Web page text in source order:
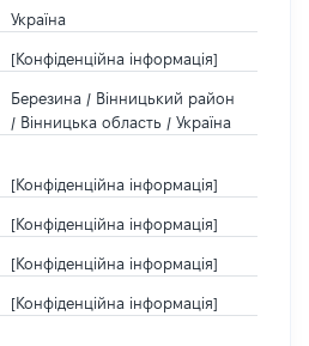
Україна
[Конфіденційна інформація]
Березина / Вінницький район
/ Вінницька область / Україна
[Конфіденційна інформація]
[Конфіденційна інформація]
[Конфіденційна інформація]
[Конфіденційна інформація]